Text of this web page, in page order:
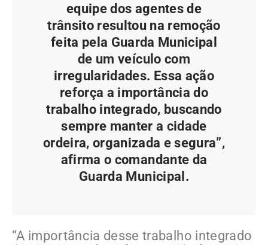
equipe dos agentes de
trânsito resultou na remoção
feita pela Guarda Municipal
de um veículo com
irregularidades. Essa ação
reforça a importância do
trabalho integrado, buscando
sempre manter a cidade
ordeira, organizada e segura”,
afirma o comandante da
Guarda Municipal.
“A importância desse trabalho integrado